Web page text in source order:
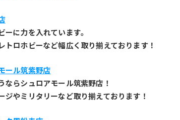
ーに力を入れています。
トロホビーなど幅広く取り揃えております！
ール筑紫野店
ならシュロアモール筑紫野店！
ジやミリタリーなど取り揃えております！